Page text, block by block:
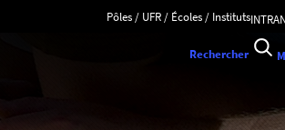
Pôles / UFR / Écoles / Instituts
Rechercher